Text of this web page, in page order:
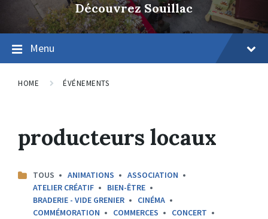
Découvrez Souillac
Menu
HOME ÉVÉNEMENTS
producteurs locaux
CATEGORIES:
TOUS ANIMATIONS
ASSOCIATION
ATELIER CRÉATIF
BIEN-ÊTRE
BRADERIE - VIDE GRENIER
CINÉMA
COMMÉMORATION
COMMERCES
CONCERT